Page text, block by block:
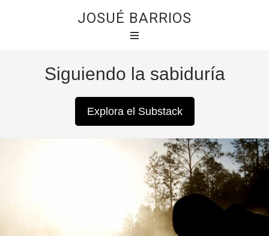
JOSUÉ BARRIOS
Siguiendo la sabiduría
Explora el Substack